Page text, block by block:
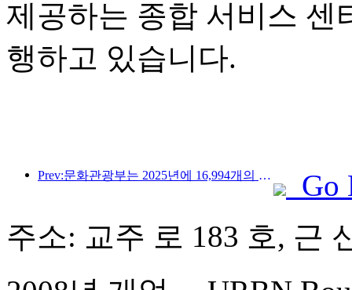
제공하는 종합 서비스 센
행하고 있습니다.
Prev:문화관광부는 2025년에 16,994개의 A급 관광지에 75억 1천만 명의 관광객이 방문하여 5,544억 9천만 위안의 관광 수입을 올릴 것으로 예상한다고 발표했습니다.
Go
주소: 교주 로 183 호, 근